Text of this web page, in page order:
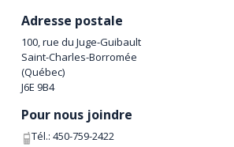
Adresse postale
100, rue du Juge-Guibault
Saint-Charles-Borromée
(Québec)
J6E 9B4
Pour nous joindre
Tél.:450-759-2422